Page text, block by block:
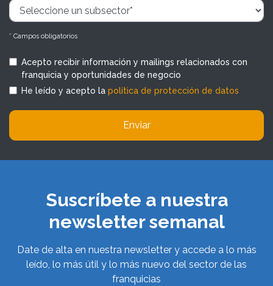
* Campos obligatorios
Acepto recibir información y mailings relacionados con
franquicia y oportunidades de negocio
He leído y acepto la política de protección de datos
Enviar
Suscríbete a nuestra
newsletter semanal
Date de alta en nuestra newsletter y accede a lo más
leído, lo más útil y lo más nuevo del sector de las
franquicias